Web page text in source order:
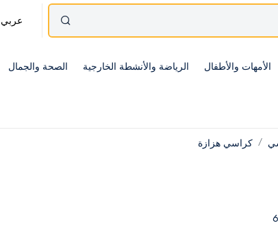
عربي
الأمهات والأطفال الرياضة والأنشطة الخارجية الصحة والجمال
كراسي هزازة